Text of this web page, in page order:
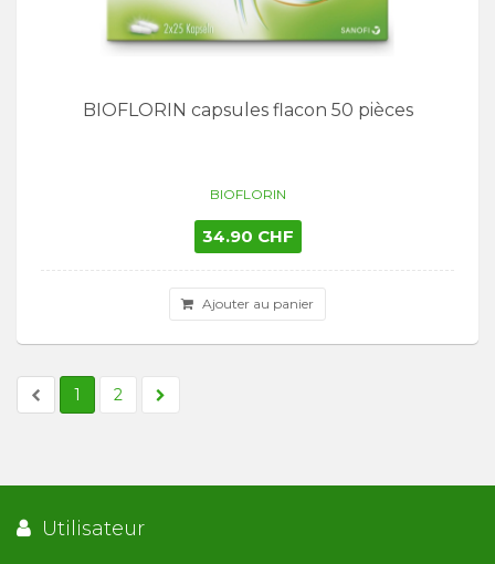
BIOFLORIN capsules flacon 50 pièces
BIOFLORIN
34.90 CHF
Ajouter au panier
1 2
Utilisateur